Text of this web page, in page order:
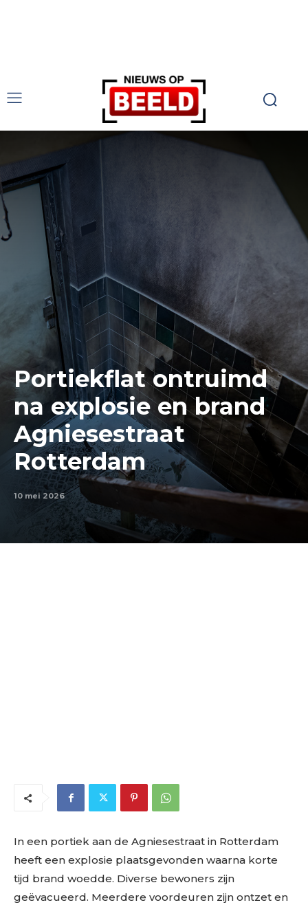
Portiekflat ontruimd
na explosie en brand
Agniesestraat
Rotterdam
10 mei 2026
In een portiek aan de Agniesestraat in Rotterdam
heeft een explosie plaatsgevonden waarna korte
tijd brand woedde. Diverse bewoners zijn
geëvacueerd. Meerdere voordeuren zijn ontzet en